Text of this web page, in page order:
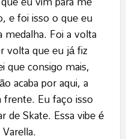
e foi isso o que eu
Foi a volta
volta que eu já fiz
que consigo mais,
acaba por aqui, a
Eu faço isso
Skate. Essa vibe é